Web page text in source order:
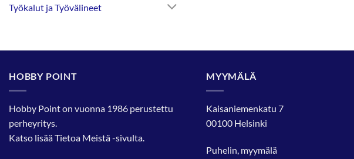
Työkalut ja Työvälineet
HOBBY POINT
Hobby Point on vuonna 1986 perustettu
perheyritys.
Katso lisääTietoa Meistä-sivulta.
MYYMÄLÄ
Kaisaniemenkatu 7
00100 Helsinki
Puhelin, myymälä